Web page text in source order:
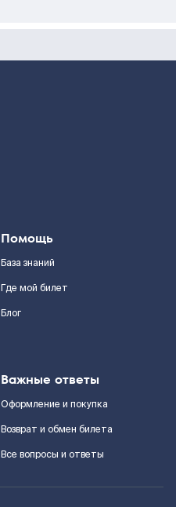
Помощь
База знаний
Где мой билет
Блог
Важные ответы
Оформление и покупка
Возврат и обмен билета
Все вопросы и ответы